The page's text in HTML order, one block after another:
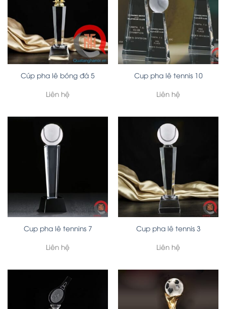
Cúp pha lê bóng đá 5
Liên hệ
Cup pha lê tennis 10
Liên hệ
Cup pha lê tennins 7
Liên hệ
Cup pha lê tennis 3
Liên hệ